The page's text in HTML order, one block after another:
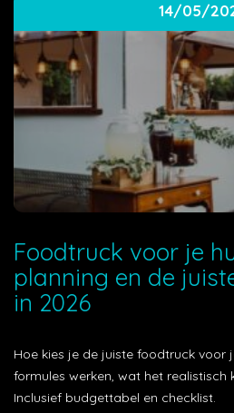
14/05/
Foodtruck voor je
planning en de
in 2026
Hoe kies je de juiste foodtruck voor
formules werken, wat het realistisch
Inclusief budgettabel en checklist.